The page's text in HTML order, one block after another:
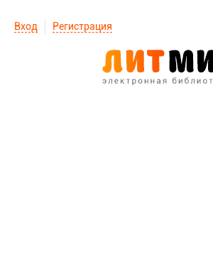
Вход Регистрация